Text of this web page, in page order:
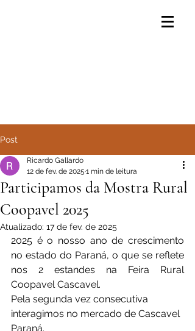
Post
Participamos da Mostra Rural
Coopavel 2025
Ricardo Gallardo
12 de fev. de 2025 1 min de leitura
Atualizado: 17 de fev. de 2025
2025 é o nosso ano de crescimento
no estado do Paraná, o que se reflete
nos 2 estandes na Feira Rural
Coopavel Cascavel.
Pela segunda vez consecutiva
interagimos no mercado de Cascavel
Paraná.